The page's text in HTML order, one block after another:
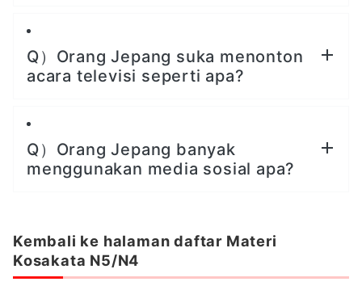
Q）Orang Jepang suka menonton
acara televisi seperti apa?
Q）Orang Jepang banyak
menggunakan media sosial apa?
Kembali ke halaman daftar Materi
Kosakata N5/N4